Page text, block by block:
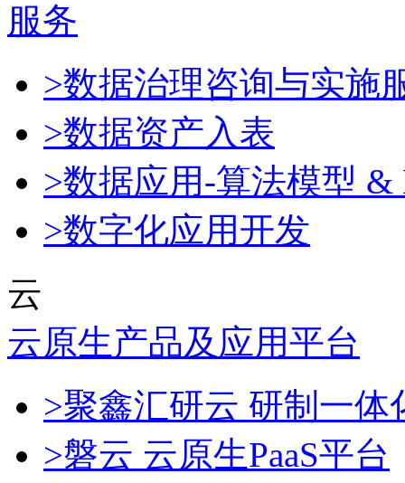
服务
>数据治理咨询与实施
>数据资产入表
>数据应用-算法模型 &
>数字化应用开发
云
云原生产品及应用平台
>聚鑫汇研云 研制一
>磐云 云原生PaaS平台